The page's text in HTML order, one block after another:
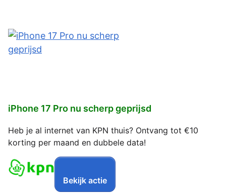
iPhone 17 Pro nu scherp geprijsd
Heb je al internet van KPN thuis? Ontvang tot €10
korting per maand en dubbele data!
Bekijk actie